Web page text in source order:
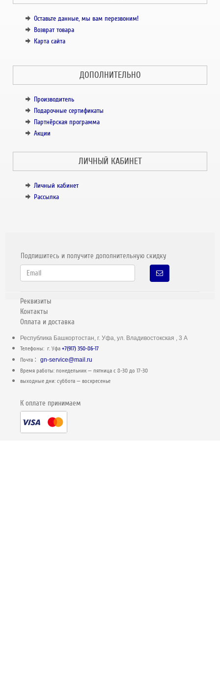
Оставьте данные, мы вам перезвоним!
Возврат товара
Карта сайта
ДОПОЛНИТЕЛЬНО
Производитель
Подарочные сертификаты
Партнёрская программа
Акции
ЛИЧНЫЙ КАБИНЕТ
Личный кабинет
Рассылка
Подпишитесь и получите дополнительную скидку
Реквизиты
Контакты
Оплата и доставка
Республика Башкортостан, г. Уфа, ул. Владивостокская , 3 А
Телефоны: г. Уфа+7(917) 350-86-17
Почта :gn-service@mail.ru
Время работы: понедельник — пятница c 8-30 до 17-30
выходные дни: суббота — воскресенье
К оплате принимаем